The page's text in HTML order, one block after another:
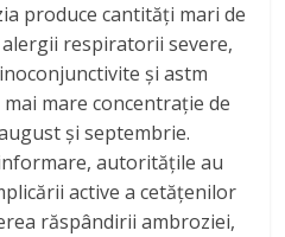
produce cantități mari de
respiratorii severe,
și astm
mare concentrație de
și septembrie.
autoritățile au
active a cetățenilor
răspândirii ambroziei,